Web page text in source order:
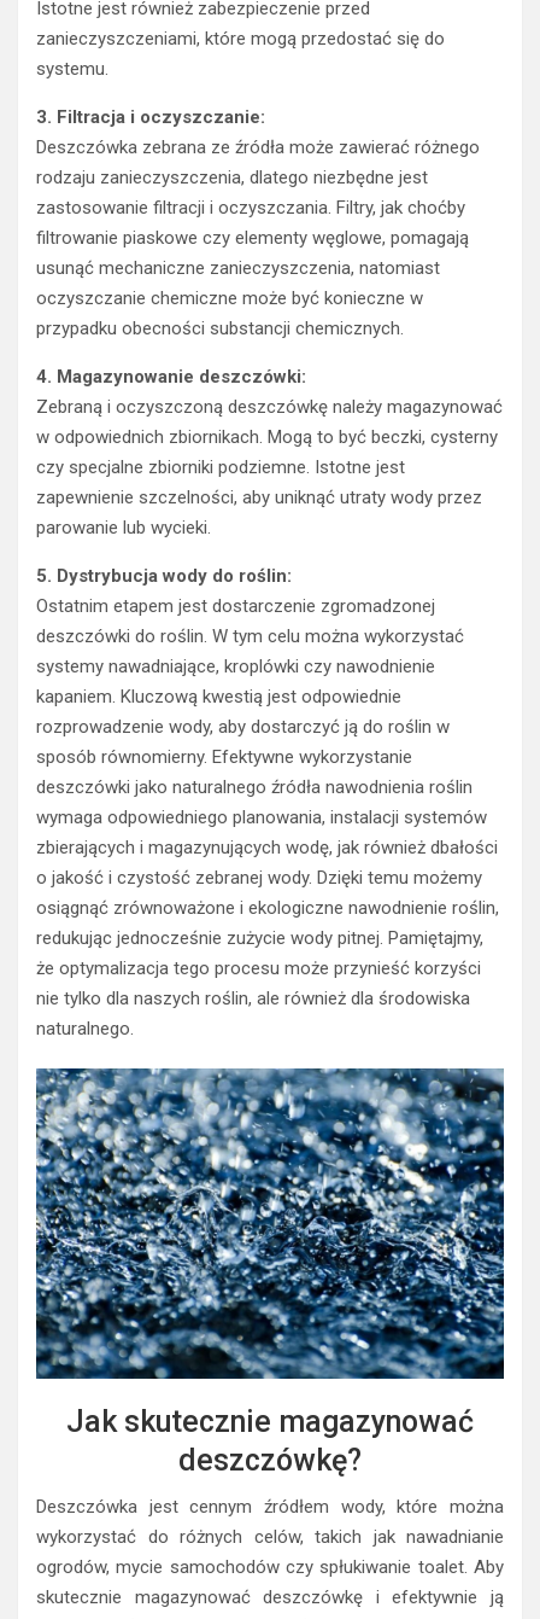
Istotne jest również zabezpieczenie przed
zanieczyszczeniami, które mogą przedostać się do
systemu.
3. Filtracja i oczyszczanie:
Deszczówka zebrana ze źródła może zawierać różnego
rodzaju zanieczyszczenia, dlatego niezbędne jest
zastosowanie filtracji i oczyszczania. Filtry, jak choćby
filtrowanie piaskowe czy elementy węglowe, pomagają
usunąć mechaniczne zanieczyszczenia, natomiast
oczyszczanie chemiczne może być konieczne w
przypadku obecności substancji chemicznych.
4. Magazynowanie deszczówki:
Zebraną i oczyszczoną deszczówkę należy magazynować
w odpowiednich zbiornikach. Mogą to być beczki, cysterny
czy specjalne zbiorniki podziemne. Istotne jest
zapewnienie szczelności, aby uniknąć utraty wody przez
parowanie lub wycieki.
5. Dystrybucja wody do roślin:
Ostatnim etapem jest dostarczenie zgromadzonej
deszczówki do roślin. W tym celu można wykorzystać
systemy nawadniające, kroplówki czy nawodnienie
kapaniem. Kluczową kwestią jest odpowiednie
rozprowadzenie wody, aby dostarczyć ją do roślin w
sposób równomierny. Efektywne wykorzystanie
deszczówki jako naturalnego źródła nawodnienia roślin
wymaga odpowiedniego planowania, instalacji systemów
zbierających i magazynujących wodę, jak również dbałości
o jakość i czystość zebranej wody. Dzięki temu możemy
osiągnąć zrównoważone i ekologiczne nawodnienie roślin,
redukując jednocześnie zużycie wody pitnej. Pamiętajmy,
że optymalizacja tego procesu może przynieść korzyści
nie tylko dla naszych roślin, ale również dla środowiska
naturalnego.
Jak skutecznie magazynować
deszczówkę?
Deszczówka jest cennym źródłem wody, które można
wykorzystać do różnych celów, takich jak nawadnianie
ogrodów, mycie samochodów czy spłukiwanie toalet. Aby
skutecznie magazynować deszczówkę i efektywnie ją